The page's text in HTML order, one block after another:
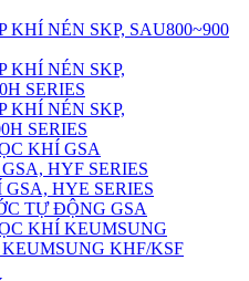
KHÍ NÉN SKP, SAU800~900
KHÍ NÉN SKP,
SERIES
KHÍ NÉN SKP,
SERIES
KHÍ GSA
HYF SERIES
HYE SERIES
TỰ ĐỘNG GSA
KHÍ KEUMSUNG
KHF/KSF